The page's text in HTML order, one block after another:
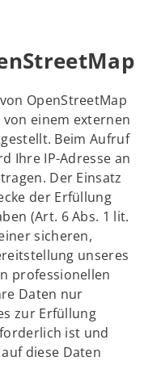
OpenStreetMap
von einem externen
Beim Aufruf
Ihre IP-Adresse an
Der Einsatz
der Erfüllung
(Art. 6 Abs. 1 lit.
sicheren,
unseres
professionellen
Daten nur
zur Erfüllung
ist und
diese Daten